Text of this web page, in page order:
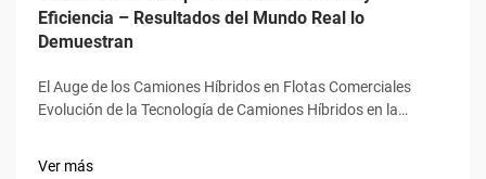
Eficiencia – Resultados del Mundo Real lo
Demuestran
El Auge de los Camiones Híbridos en Flotas Comerciales
Evolución de la Tecnología de Camiones Híbridos en la
Ver más